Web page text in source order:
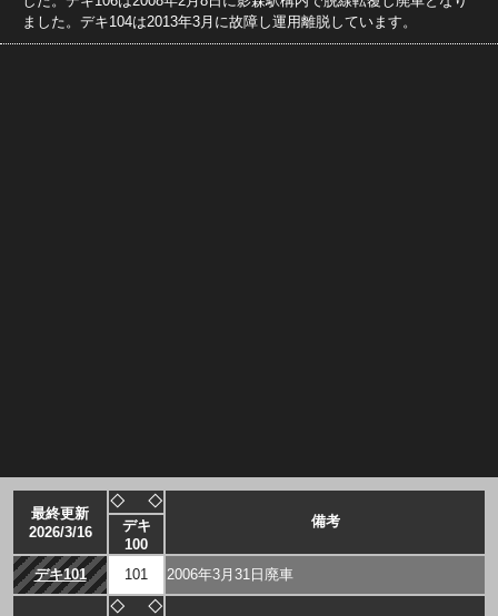
ました。デキ104は2013年3月に故障し運用離脱しています。
最終更新
2026/3/16
◇ ◇
備考
デキ
100
デキ101
101
2006年3月31日廃車
◇ ◇